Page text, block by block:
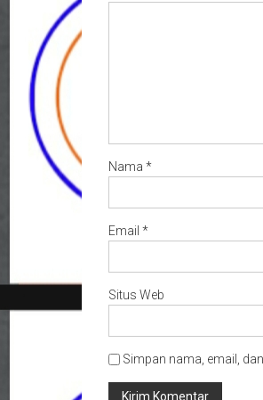
Nama *
Email *
Situs Web
Simpan nama, email,